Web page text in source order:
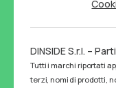
DINSIDE S.r.l. –
Tutti i marchi riportati
terzi, nomi di prodotti,